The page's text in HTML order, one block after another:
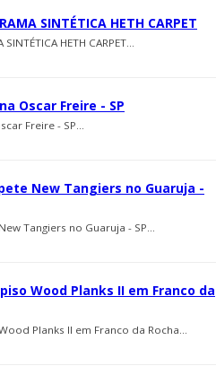
SINTÉTICA HETH CARPET
HETH CARPET...
Oscar Freire - SP
Freire - SP...
New Tangiers no Guaruja -
Tangiers no Guaruja - SP...
Wood Planks II em Franco da
Planks II em Franco da Rocha...